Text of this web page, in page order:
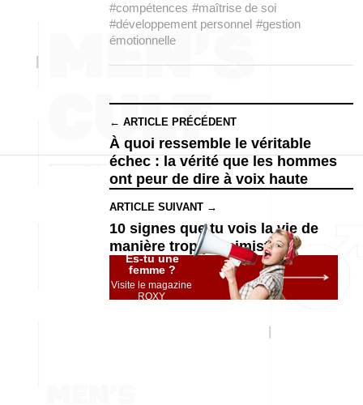
#compétences #maîtrise de soi
#développement personnel #gestion
émotionnelle
← ARTICLE PRÉCÉDENT
À quoi ressemble le véritable
échec : la vérité que les hommes
ont peur de dire à voix haute
ARTICLE SUIVANT →
10 signes que tu vois la vie de
manière trop pessimiste
Es-tu une
femme ?
Visite le magazine
ROXY